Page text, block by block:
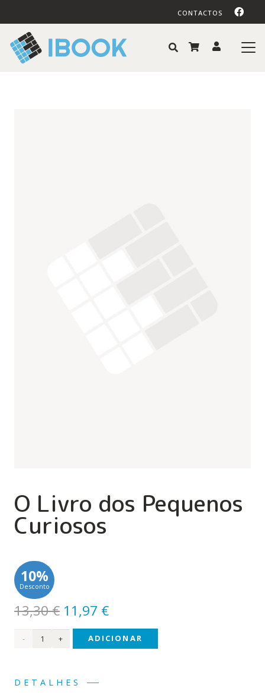
CONTACTOS
O Livro dos Pequenos
Curiosos
10%
Desconto
13,30€ O
preço
original
13,30 €.
11,97 €O
preço
atual
Quantidade
ADICIONAR
DETALHES